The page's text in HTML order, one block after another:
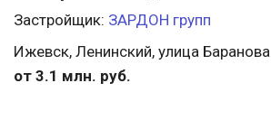
Застройщик: ЗАРДОН групп
Ижевск, Ленинский, улица Баранова
от 3.1 млн. руб.